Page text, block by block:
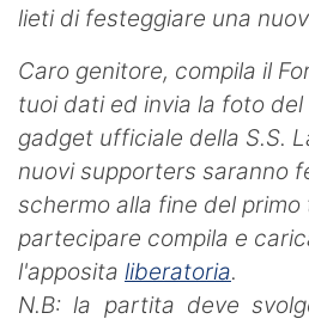
lieti di festeggiare una
Caro genitore, compila il
tuoi dati ed invia la foto
gadget ufficiale della S.S.
nuovi supporters saranno
schermo alla fine del primo
partecipare compila e
l'apposita liberatoria.
N.B: la partita deve